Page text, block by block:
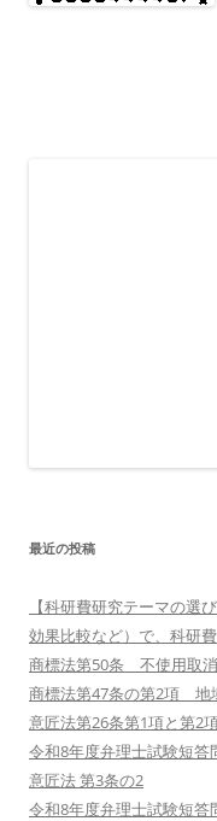
最近の投稿
【科研費研究テーマの選
効果比較など）で、科研
商標法第50条 不使用取
商標法第47条の第2項 地
意匠法第26条第1項と第2
令和8年度弁理士試験短
意匠法 第3条の2
令和8年度弁理士試験短